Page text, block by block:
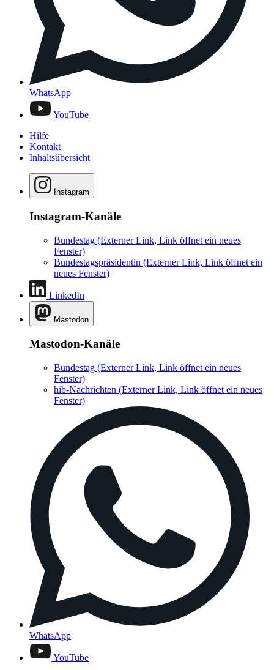
WhatsApp
YouTube
Hilfe
Kontakt
Inhaltsübersicht
Instagram
Instagram-Kanäle
Bundestag (Externer Link, Link öffnet ein neues
Fenster)
Bundestagspräsidentin (Externer Link, Link öffnet ein
neues Fenster)
LinkedIn
Mastodon
Mastodon-Kanäle
Bundestag (Externer Link, Link öffnet ein neues
Fenster)
hib-Nachrichten (Externer Link, Link öffnet ein neues
Fenster)
WhatsApp
YouTube